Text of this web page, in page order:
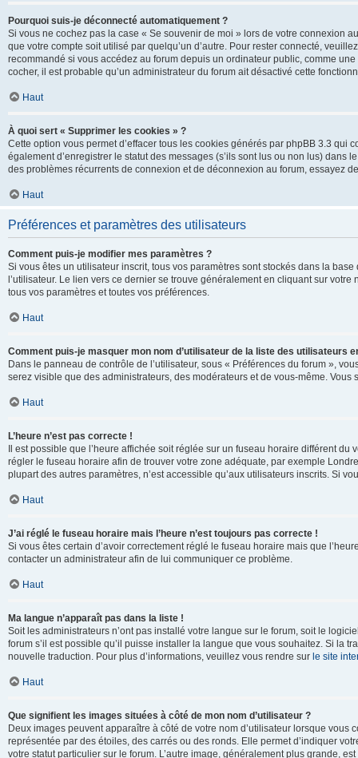
Pourquoi suis-je déconnecté automatiquement ?
Si vous ne cochez pas la case « Se souvenir de moi » lors de votre connexion
que votre compte soit utilisé par quelqu’un d’autre. Pour rester connecté,
recommandé si vous accédez au forum depuis un ordinateur public, comme
cocher, il est probable qu’un administrateur du forum ait désactivé cette
Haut
À quoi sert « Supprimer les cookies » ?
Cette option vous permet d’effacer tous les cookies générés par phpBB 3.3
également d’enregistrer le statut des messages (s’ils sont lus ou non lus)
des problèmes récurrents de connexion et de déconnexion au forum, essayez
Haut
Préférences et paramètres des utilisateurs
Comment puis-je modifier mes paramètres ?
Si vous êtes un utilisateur inscrit, tous vos paramètres sont stockés dans la
l’utilisateur. Le lien vers ce dernier se trouve généralement en cliquant sur
tous vos paramètres et toutes vos préférences.
Haut
Comment puis-je masquer mon nom d’utilisateur de la liste des utilisateurs
Dans le panneau de contrôle de l’utilisateur, sous « Préférences du forum »,
serez visible que des administrateurs, des modérateurs et de vous-même.
Haut
L’heure n’est pas correcte !
Il est possible que l’heure affichée soit réglée sur un fuseau horaire différent
régler le fuseau horaire afin de trouver votre zone adéquate, par exemple
plupart des autres paramètres, n’est accessible qu’aux utilisateurs inscrits. Si
Haut
J’ai réglé le fuseau horaire mais l’heure n’est toujours pas correcte !
Si vous êtes certain d’avoir correctement réglé le fuseau horaire mais que
contacter un administrateur afin de lui communiquer ce problème.
Haut
Ma langue n’apparaît pas dans la liste !
Soit les administrateurs n’ont pas installé votre langue sur le forum, soit le
forum s’il est possible qu’il puisse installer la langue que vous souhaitez. Si la
nouvelle traduction. Pour plus d’informations, veuillez vous rendre sur le site
Haut
Que signifient les images situées à côté de mon nom d’utilisateur ?
Deux images peuvent apparaître à côté de votre nom d’utilisateur lorsque
représentée par des étoiles, des carrés ou des ronds. Elle permet d’indiquer
votre statut particulier sur le forum. L’autre image, généralement plus grande,